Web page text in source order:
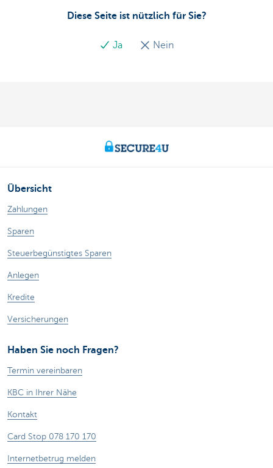
Diese Seite ist nützlich für Sie?
Ja Nein
Übersicht
Zahlungen
Sparen
Steuerbegünstigtes Sparen
Anlegen
Kredite
Versicherungen
Haben Sie noch Fragen?
Termin vereinbaren
KBC in Ihrer Nähe
Kontakt
Card Stop 078 170 170
Internetbetrug melden